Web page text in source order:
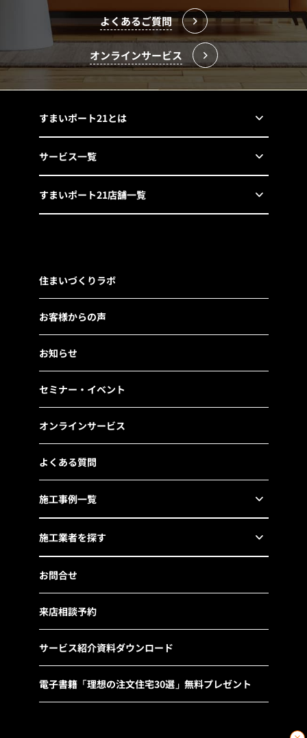
よくあるご質問
オンラインサービス
すまいポート21とは
サービス一覧
すまいポート21店舗一覧
住まいづくりラボ
お客様からの声
お知らせ
セミナー・イベント
オンラインサービス
よくある質問
施工事例一覧
施工業者を探す
お問合せ
来店相談予約
サービス紹介資料ダウンロード
電子書籍「理想の注文住宅30選」無料プレゼント